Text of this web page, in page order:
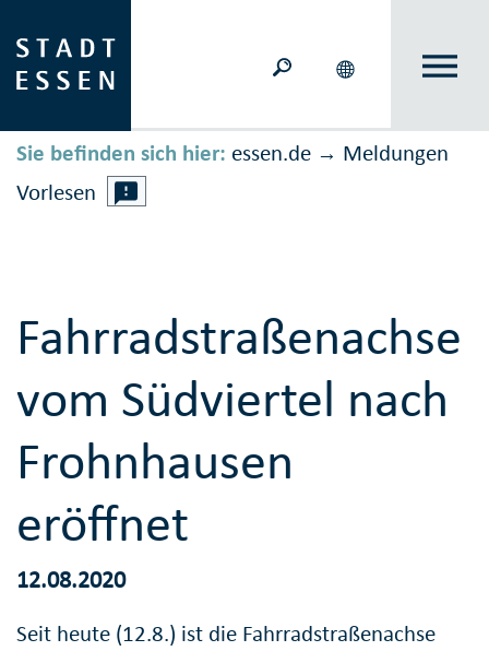
Sie befinden sich hier: essen.de → Meldungen
Vorlesen
Fahrradstraßenachse
vom Südviertel nach
Frohnhausen
eröffnet
12.08.2020
Seit heute (12.8.) ist die Fahrradstraßenachse